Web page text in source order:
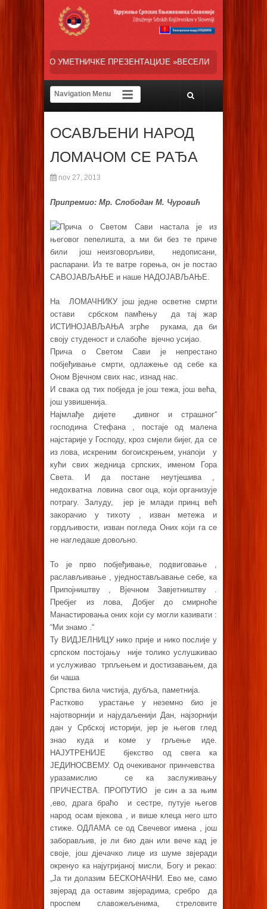
»ВЕСЕЛИ ДАНИ СРПСКЕ ДИЈАСПОРЕ« НАША ТРЕНУТНА
ОСАВЉЕНИ НАРОД
ЛОМАЧОМ СЕ РАЂА
nov 27, 2013
Припремио: Мр. Слободан М. Чуровић
Прича о Светом Сави настала је из
његовог пепелишта, а ми би без те приче
били још неизговорљиви, недописани,
распарани. Из те ватре горења, он је постао
САВОЈАВЉАЊЕ и наше НАДОЈАВЉАЊЕ.
На ЛОМАЧНИКУ још једне осветне смрти
остави србском памћењу да тај жар
ИСТИНОЈАВЉАЊА згрће рукама, да би
своју студеност и слабоће вјечно усијао.
Прича о Светом Сави је непрестано
побјеђивање смрти, одлажење од себе ка
Оном Вјечном свих нас, изнад нас.
И свака од тих побједа је још тежа, још већа,
још узвишенија.
Најмлађе дијете „дивног и страшног“
господина Стефана , постаје од малена
најстарије у Господу, кроз смјели бијег, да се
из лова, искреним богоискрењем, унапоји у
кући свих жедница српских, именом Гора
Света. И да постане неутјешива ,
недохватна ловина свог оца, који организује
потрагу. Залуду, јер је млади принц већ
закорачио у тихоту , изван метежа и
гордљивости, изван погледа Оних који га се
не нагледаше довољно.
То је прво побјеђивање, подвиговање ,
раслављивање , уједностављавање себе, ка
Припојништву , Вјечном Завјетништву .
Пребјег из лова, Добјег до смирноће
Манастировања оних који су могли казивати :
“Ми знамо .“
Ту ВИДЈЕЛНИЦУ нико прије и нико послије у
српском постојању није толико услушкивао
и услуживао трпљењем и достизавањем, да
би чаша
Српства била чистија, дубља, паметнија.
Растково урастање у неземно био је
најотворнији и најудаљенији Дан, најзорнији
дан у Србској историји, јер је његов глед
знао куда и коме у грљење иде.
НАЈУТРЕНИЈЕ бјекство од свега ка
ЈЕДИНОСВЕМУ. Од очекиваног принчевства
уразамислио се ка заслуживању
ПРИЧЕСТВА. ПРОПУТИО је син а за њим
,ево, драга браћо и сестре, путује његов
народ осам вјекова , и више клеца него што
стиже. ОДЛАМА се од Свечевог имена , још
заборављив, је ли био дан или вече кад је
своје, још дјечачко лице из шуме звјеради
окренуо ка најугријаној мисли, Богу и рекао:
„Ја ти долазим БЕСКОНАЧНИ. Ево ме, само
звјерад да оставим звјерадима, сребро да
проспем славожељенима, стреловите